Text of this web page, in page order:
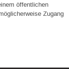
öffentlichen
Zugang